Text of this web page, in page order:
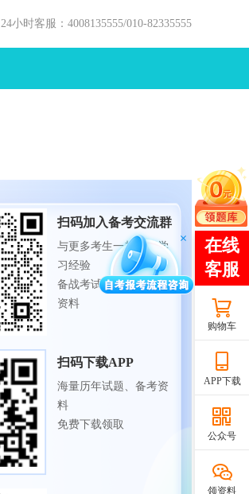
24小时客服：4008135555/010-82335555
扫码加入备考交流群
与更多考生一起交流学
习经验
备战考试，获取试题及
资料
扫码下载APP
海量历年试题、备考资
料
免费下载领取
购物车
APP下载
公众号
领资料